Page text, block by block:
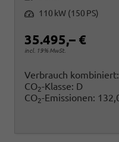
Leistung
110 kW (150 PS)
35.495,– €
incl. 19% MwSt.
Verbrauch kombiniert:
CO2-Klasse: D
CO2-Emissionen: